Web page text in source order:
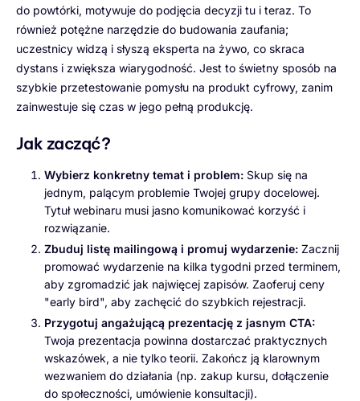
do powtórki, motywuje do podjęcia decyzji tu i teraz. To
również potężne narzędzie do budowania zaufania;
uczestnicy widzą i słyszą eksperta na żywo, co skraca
dystans i zwiększa wiarygodność. Jest to świetny sposób na
szybkie przetestowanie pomysłu na produkt cyfrowy, zanim
zainwestuje się czas w jego pełną produkcję.
Jak zacząć?
Wybierz konkretny temat i problem: Skup się na
jednym, palącym problemie Twojej grupy docelowej.
Tytuł webinaru musi jasno komunikować korzyść i
rozwiązanie.
Zbuduj listę mailingową i promuj wydarzenie: Zacznij
promować wydarzenie na kilka tygodni przed terminem,
aby zgromadzić jak najwięcej zapisów. Zaoferuj ceny
"early bird", aby zachęcić do szybkich rejestracji.
Przygotuj angażującą prezentację z jasnym CTA:
Twoja prezentacja powinna dostarczać praktycznych
wskazówek, a nie tylko teorii. Zakończ ją klarownym
wezwaniem do działania (np. zakup kursu, dołączenie
do społeczności, umówienie konsultacji).